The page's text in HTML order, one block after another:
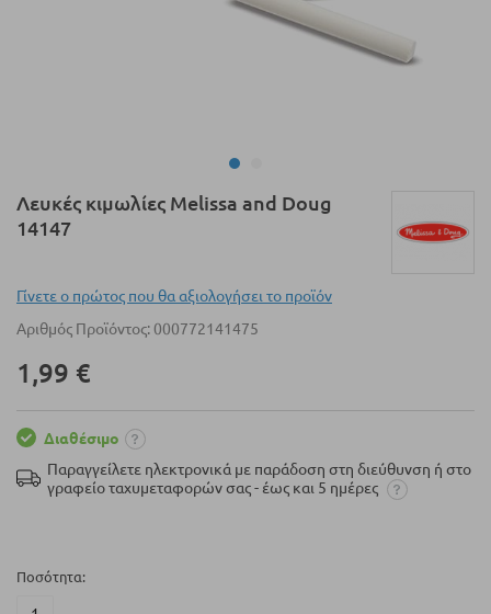
Μετάβαση
στην
συλλογής
Λευκές κιμωλίες Melissa and Doug
14147
Γίνετε ο πρώτος που θα αξιολογήσει το προϊόν
Αριθμός Προϊόντος 000772141475
1,99 €
Διαθέσιμο
Παραγγείλετε ηλεκτρονικά με παράδοση στη διεύθυνση ή στο
γραφείο ταχυμεταφορών σας - έως και 5 ημέρες
Ποσότητα